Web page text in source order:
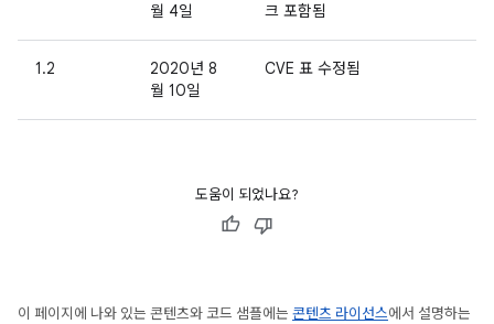
월 4일
크 포함됨
1.2
2020년 8
월 10일
CVE 표 수정됨
도움이 되었나요?
이 페이지에 나와 있는 콘텐츠와 코드 샘플에는 콘텐츠 라이선스에서 설명하는